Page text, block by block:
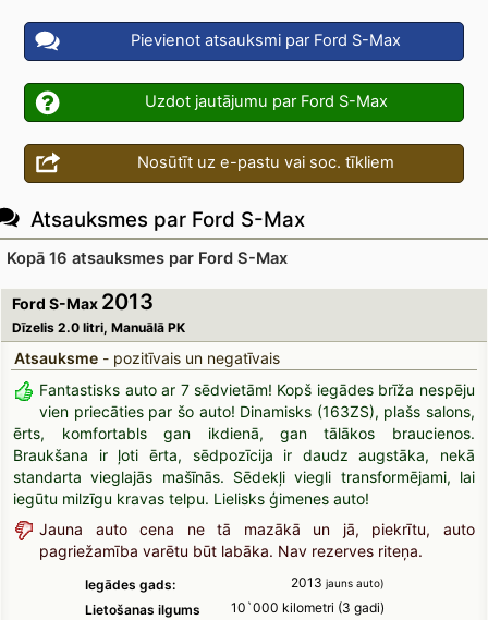
Pievienot atsauksmi par Ford S-Max
Uzdot jautājumu par Ford S-Max
Nosūtīt uz e-pastu vai soc. tīkliem
Atsauksmes par Ford S-Max
Kopā 16 atsauksmes par Ford S-Max
Ford S-Max 2013
Dīzelis 2.0 litri, Manuālā PK
Atsauksme- pozitīvais un negatīvais
Fantastisks auto ar 7 sēdvietām! Kopš iegādes brīža nespēju
vien priecāties par šo auto! Dinamisks (163ZS), plašs salons,
ērts, komfortabls gan ikdienā, gan tālākos braucienos.
Braukšana ir ļoti ērta, sēdpozīcija ir daudz augstāka, nekā
standarta vieglajās mašīnās. Sēdekļi viegli transformējami, lai
iegūtu milzīgu kravas telpu. Lielisks ģimenes auto!
Jauna auto cena ne tā mazākā un jā, piekrītu, auto
pagriežamība varētu būt labāka. Nav rezerves riteņa.
Iegādes gads: 2013 jauns auto)
Lietošanas ilgums
10`000 kilometri (3 gadi)